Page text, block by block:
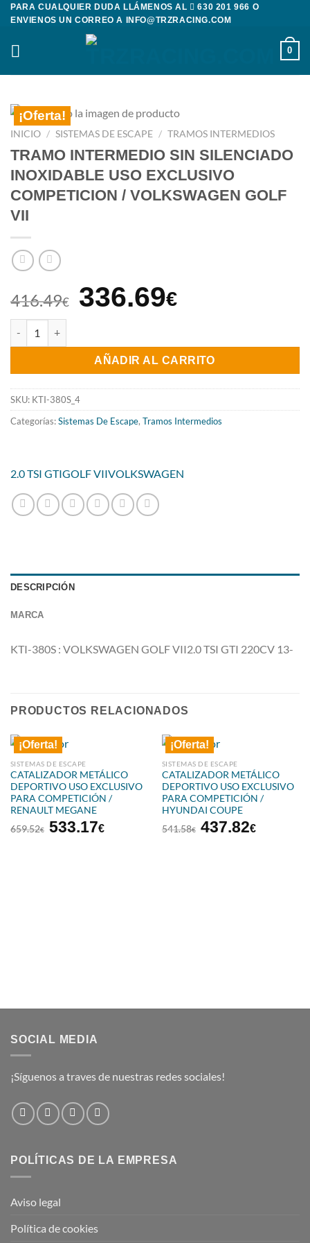
Saltar
contenido
PARA CUALQUIER DUDA LLÁMENOS AL 630 201 966 O
ENVIENOS UN CORREO A
INFO@TRZRACING.COM
0
¡Oferta!
INICIO / SISTEMAS DE ESCAPE / TRAMOS INTERMEDIOS
TRAMO INTERMEDIO SIN SILENCIADO
INOXIDABLE USO EXCLUSIVO
COMPETICION / VOLKSWAGEN GOLF
VII
416.49€
El
original
era:
416.49€.
336.69€El
actual
es:
336.69€.
AÑADIR AL CARRITO
SKU: KTI-380S_4
Categorías:Sistemas De Escape, Tramos Intermedios
2.0 TSI GTIGOLF VIIVOLKSWAGEN
DESCRIPCIÓN
MARCA
KTI-380S : VOLKSWAGEN GOLF VII2.0 TSI GTI 220CV 13-
PRODUCTOS RELACIONADOS
¡Oferta!
SISTEMAS DE ESCAPE
CATALIZADOR METÁLICO
DEPORTIVO USO EXCLUSIVO
PARA COMPETICIÓN /
RENAULT MEGANE
659.52€
El
533.17€El
¡Oferta!
SISTEMAS DE ESCAPE
CATALIZADOR METÁLICO
DEPORTIVO USO EXCLUSIVO
PARA COMPETICIÓN /
HYUNDAI COUPE
541.58€
El
437.82€El
SOCIAL MEDIA
¡Síguenos a traves de nuestras redes sociales!
POLÍTICAS DE LA EMPRESA
Aviso legal
Política de cookies